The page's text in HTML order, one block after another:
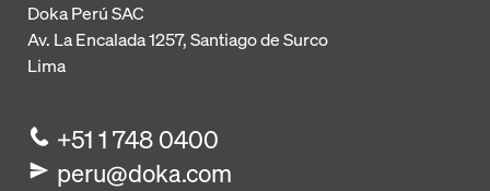
Doka Perú SAC
Av. La Encalada 1257,Santiago de Surco
Lima
+51 1 748 0400
peru@doka.com